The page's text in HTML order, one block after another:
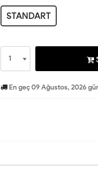
STANDART
En geç 09 Ağustos, 2026